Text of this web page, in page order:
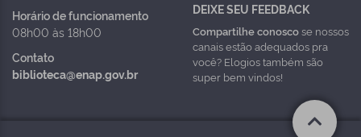
Horário de funcionamento
08h00 às 18h00
Contato
biblioteca@enap.gov.br
DEIXE SEU FEEDBACK
Compartilhe conoscose nossos
canais estão adequados pra
você? Elogios também são
super bem vindos!